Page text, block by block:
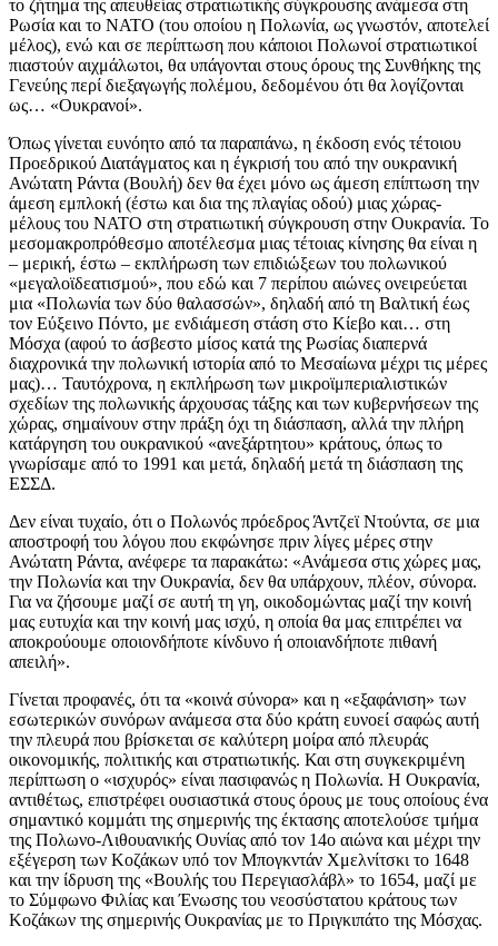
το ζήτημα της απευθείας στρατιωτικής σύγκρουσης ανάμεσα στη
Ρωσία και το ΝΑΤΟ (του οποίου η Πολωνία, ως γνωστόν, αποτελεί
μέλος), ενώ και σε περίπτωση που κάποιοι Πολωνοί στρατιωτικοί
πιαστούν αιχμάλωτοι, θα υπάγονται στους όρους της Συνθήκης της
Γενεύης περί διεξαγωγής πολέμου, δεδομένου ότι θα λογίζονται
ως… «Ουκρανοί».
Όπως γίνεται ευνόητο από τα παραπάνω, η έκδοση ενός τέτοιου
Προεδρικού Διατάγματος και η έγκρισή του από την ουκρανική
Ανώτατη Ράντα (Βουλή) δεν θα έχει μόνο ως άμεση επίπτωση την
άμεση εμπλοκή (έστω και δια της πλαγίας οδού) μιας χώρας-
μέλους του ΝΑΤΟ στη στρατιωτική σύγκρουση στην Ουκρανία. Το
μεσομακροπρόθεσμο αποτέλεσμα μιας τέτοιας κίνησης θα είναι η
– μερική, έστω – εκπλήρωση των επιδιώξεων του πολωνικού
«μεγαλοϊδεατισμού», που εδώ και 7 περίπου αιώνες ονειρεύεται
μια «Πολωνία των δύο θαλασσών», δηλαδή από τη Βαλτική έως
τον Εύξεινο Πόντο, με ενδιάμεση στάση στο Κίεβο και… στη
Μόσχα (αφού το άσβεστο μίσος κατά της Ρωσίας διαπερνά
διαχρονικά την πολωνική ιστορία από το Μεσαίωνα μέχρι τις μέρες
μας)… Ταυτόχρονα, η εκπλήρωση των μικροϊμπεριαλιστικών
σχεδίων της πολωνικής άρχουσας τάξης και των κυβερνήσεων της
χώρας, σημαίνουν στην πράξη όχι τη διάσπαση, αλλά την πλήρη
κατάργηση του ουκρανικού «ανεξάρτητου» κράτους, όπως το
γνωρίσαμε από το 1991 και μετά, δηλαδή μετά τη διάσπαση της
ΕΣΣΔ.
Δεν είναι τυχαίο, ότι ο Πολωνός πρόεδρος Άντζεϊ Ντούντα, σε μια
αποστροφή του λόγου που εκφώνησε πριν λίγες μέρες στην
Ανώτατη Ράντα, ανέφερε τα παρακάτω: «Ανάμεσα στις χώρες μας,
την Πολωνία και την Ουκρανία, δεν θα υπάρχουν, πλέον, σύνορα.
Για να ζήσουμε μαζί σε αυτή τη γη, οικοδομώντας μαζί την κοινή
μας ευτυχία και την κοινή μας ισχύ, η οποία θα μας επιτρέπει να
αποκρούουμε οποιονδήποτε κίνδυνο ή οποιανδήποτε πιθανή
απειλή».
Γίνεται προφανές, ότι τα «κοινά σύνορα» και η «εξαφάνιση» των
εσωτερικών συνόρων ανάμεσα στα δύο κράτη ευνοεί σαφώς αυτή
την πλευρά που βρίσκεται σε καλύτερη μοίρα από πλευράς
οικονομικής, πολιτικής και στρατιωτικής. Και στη συγκεκριμένη
περίπτωση ο «ισχυρός» είναι πασιφανώς η Πολωνία. Η Ουκρανία,
αντιθέτως, επιστρέφει ουσιαστικά στους όρους με τους οποίους ένα
σημαντικό κομμάτι της σημερινής της έκτασης αποτελούσε τμήμα
της Πολωνο-Λιθουανικής Ουνίας από τον 14ο αιώνα και μέχρι την
εξέγερση των Κοζάκων υπό τον Μπογκντάν Χμελνίτσκι το 1648
και την ίδρυση της «Βουλής του Περεγιασλάβλ» το 1654, μαζί με
το Σύμφωνο Φιλίας και Ένωσης του νεοσύστατου κράτους των
Κοζάκων της σημερινής Ουκρανίας με το Πριγκιπάτο της Μόσχας.